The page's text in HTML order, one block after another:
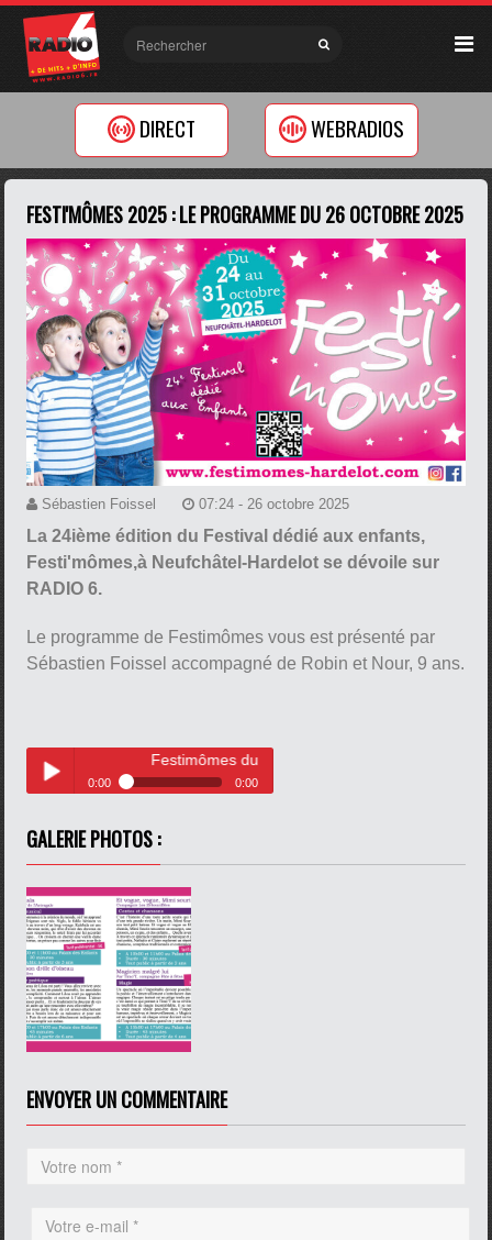
DIRECT WEBRADIOS
FESTI'MÔMES 2025 : LE PROGRAMME DU 26 OCTOBRE 2025
Sébastien Foissel 07:24 - 26 octobre 2025
La 24ième édition du Festival dédié aux enfants,
Festi'mômes,à Neufchâtel-Hardelot se dévoile sur
RADIO 6.
Le programme de Festimômes vous est présenté par
Sébastien Foissel accompagné de Robin et Nour, 9 ans.
Play /
pause
Festimômes du 26 octobre 2025
0:00 0:00
GALERIE PHOTOS :
ENVOYER UN COMMENTAIRE